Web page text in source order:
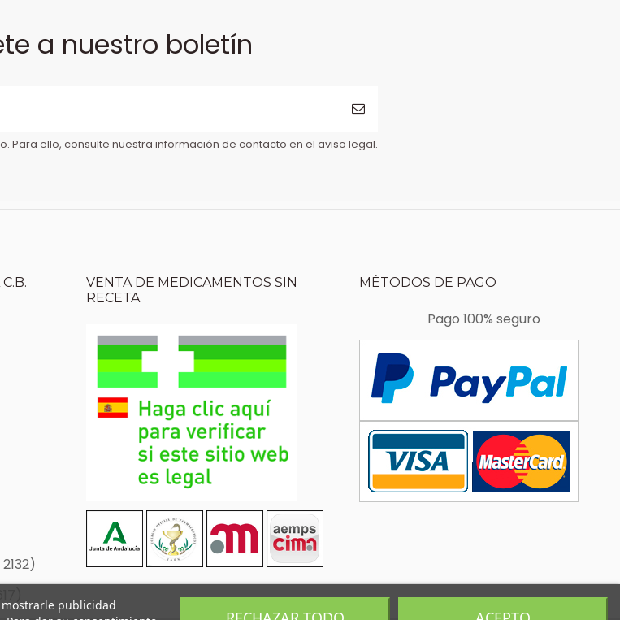
a nuestro boletín
Para ello, consulte nuestra información de contacto en el aviso legal.
VENTA DE MEDICAMENTOS SIN
RECETA
MÉTODOS DE PAGO
Pago 100% seguro
publicidad